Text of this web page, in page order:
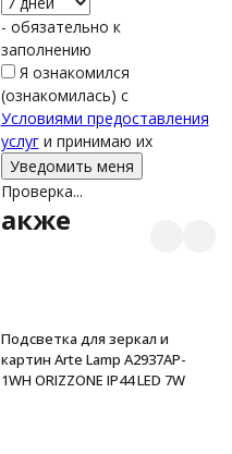
- обязательно к
заполнению
Я ознакомился
(ознакомилась) с
Условиями предоставления
услуги принимаю их
Проверка...
Подсветка для зеркал и
картин Arte Lamp A2937AP-
1WH ORIZZONE IP44 LED 7W